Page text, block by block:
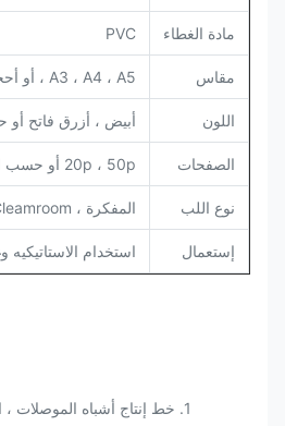
مادة الغطاء PVC
مقاس A3 ، A4 ، A5 ، أو أحجام مخصصة
اللون أبيض ، أزرق فاتح
الصفحات 20p ، 50p أو حسب الطلب
نوع اللب المفكرة ، Cleamroom المفكرة
إستعمال استخدام
1. خط إنتاج أشباه الموصلات ، الرقائق والمعالجات الدقيقة